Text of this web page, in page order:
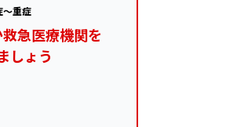
～重症
急医療機関を
しょう